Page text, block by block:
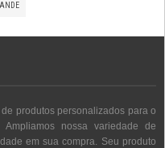
produtos personalizados para o
nossa variedade de
em sua compra. Seu produto